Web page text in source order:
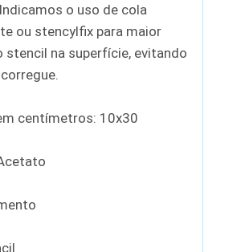
o uso de cola
ou stencylfix para maior
stencil na superfície, evitando
centímetros: 10x30